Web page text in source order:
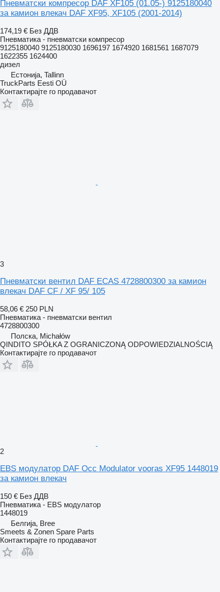
Пневматски компресор DAF XF105 (01.05-) 9125180040
за камион влекач DAF XF95, XF105 (2001-2014)
174,19 € Без ДДВ
Пневматика - пневматски компресор
9125180040 9125180030 1696197 1674920 1681561 1687079
1622355 1624400
дизел
Естонија, Tallinn
TruckParts Eesti OÜ
Контактирајте го продавачот
3
Пневматски вентил DAF ECAS 4728800300 за камион
влекач DAF CF / XF 95/ 105
58,06 € 250 PLN
Пневматика - пневматски вентил
4728800300
Полска, Michałów
QINDITO SPÓŁKA Z OGRANICZONĄ ODPOWIEDZIALNOŚCIĄ
Контактирајте го продавачот
2
EBS модулатор DAF Occ Modulator vooras XF95 1448019
за камион влекач
150 € Без ДДВ
Пневматика - EBS модулатор
1448019
Белгија, Bree
Smeets & Zonen Spare Parts
Контактирајте го продавачот